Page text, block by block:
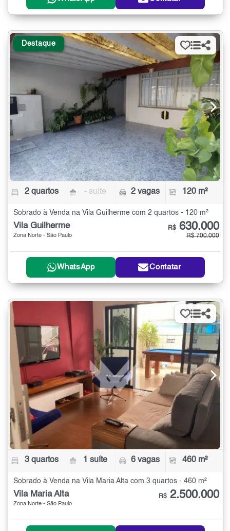
Destaque
2 quartos - suíte 2 vagas 120 m²
Sobrado à Venda na Vila Guilherme com 2 quartos - 120 m²
Vila Guilherme
Zona Norte - São Paulo
R$ 630.000
R$ 700.000
WhatsApp Contatar
3 quartos 1 suíte 6 vagas 460 m²
Sobrado à Venda na Vila Maria Alta com 3 quartos - 460 m²
Vila Maria Alta
Zona Norte - São Paulo
R$ 2.500.000